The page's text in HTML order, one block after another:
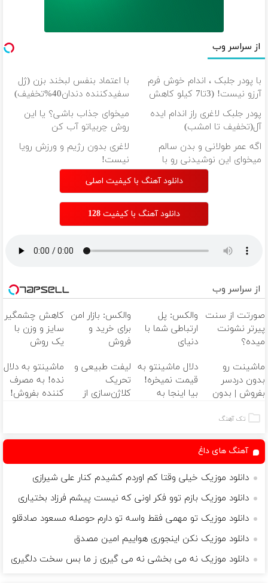
از سراسر وب
با پودر جلبک ، اندام خوش فرم
آرزو نیست! (3تا7 کیلو کاهش
وزن در یک ماه)
با اعتماد بنفس لبخند بزن (ژل
سفیدکننده دندان40%تخفیف)
پودر جلبک لاغری راز اندام ایده
آل(تخفیف تا امشب)
میخوای جذاب باشی؟ یا این
روش چربیاتو آب کن
اگه عمر طولانی و بدن سالم
میخوای این نوشیدنی رو با
لاغری بدون رژیم و ورزش رویا
نیست!
دانلود آهنگ با کیفیت اصلی
دانلود آهنگ با کیفیت 128
از سراسر وب
صورتت از سنت
پیرتر نشونت
میده؟
می‌گردونه 🔰
والکس: پل
ارتباطی شما با
دنیای
دیجیتال
والکس: بازار امن
برای خرید و
فروش
دیجیتال
کاهش چشمگیر
سایز و وزن با
یک روش
ماشینت رو
بدون دردسر
بفروش | بدون
دلال ماشینتو به
قیمت نمیخره!
بیا اینجا به
لیفت طبیعی و
تحریک
کلاژن‌سازی از
ماشینتو به دلال
نده! به مصرف
کننده بفروش!
تک آهنگ
آهنگ های داغ
دانلود موزیک خیلی وقتا کم اوردم کشیدم کنار علی شیرازی
دانلود موزیک بازم توو فکر اونی که نیست پیشم فرزاد بختیاری
دانلود موزیک تو مهمی فقط واسه تو دارم حوصله مسعود صادقلو
دانلود موزیک نکن اینجوری هواییم امین مصدق
دانلود موزیک نه می بخشی نه می گیری ز ما بس سخت دلگیری